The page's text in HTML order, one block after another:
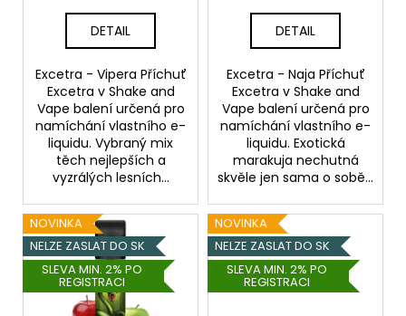
DETAIL
Excetra - Vipera Příchuť
Excetra v Shake and
Vape balení určená pro
namíchání vlastního e-
liquidu. Vybraný mix
těch nejlepších a
vyzrálých lesních...
DETAIL
Excetra - Naja Příchuť
Excetra v Shake and
Vape balení určená pro
namíchání vlastního e-
liquidu. Exotická
marakuja nechutná
skvěle jen sama o sobě...
NOVINKA
NELZE ZASLAT DO SK
SLEVA MIN. 2% PO
REGISTRACI
NOVINKA
NELZE ZASLAT DO SK
SLEVA MIN. 2% PO
REGISTRACI
DEKANG
156
Původně:
195